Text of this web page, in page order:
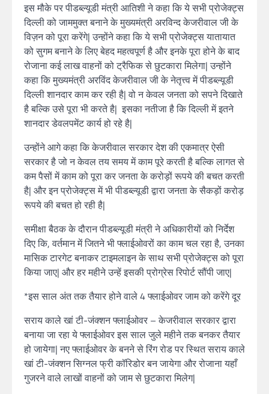
इस मौके पर पीडब्ल्यूडी मंत्री आतिशी ने कहा कि ये सभी प्रोजेक्ट्स
दिल्ली को जाममुक्त बनाने के मुख्यमंत्री अरविन्द केजरीवाल जी के
विज़न को पूरा करेंगे| उन्होंने कहा कि ये सभी प्रोजेक्ट्स यातायात
को सुगम बनाने के लिए बेहद महत्वपूर्ण है और इनके पूरा होने के बाद
रोजाना कई लाख वाहनों को ट्रैफिक से छुटकारा मिलेगा| उन्होंने
कहा कि मुख्यमंत्री अरविंद केजरीवाल जी के नेतृत्त्व में पीडब्ल्यूडी
दिल्ली शानदार काम कर रही है| वो न केवल जनता को सपने दिखाते
है बल्कि उसे पूरा भी करते है| इसका नतीजा है कि दिल्ली में इतने
शानदार डेवलपमेंट कार्य हो रहे है|
उन्होंने आगे कहा कि केजरीवाल सरकार देश की एकमात्र ऐसी
सरकार है जो न केवल तय समय में काम पूरे करती है बल्कि लागत से
कम पैसों में काम को पूरा कर जनता के करोड़ों रूपये की बचत करती
है| और इन प्रोजेक्ट्स में भी पीडब्ल्यूडी द्वारा जनता के सैकड़ों करोड़
रूपये की बचत हो रही है|
समीक्षा बैठक के दौरान पीडब्ल्यूडी मंत्री ने अधिकारीयों को निर्देश
दिए कि, वर्तमान में जितने भी फ्लाईओवरों का काम चल रहा है, उनका
मासिक टारगेट बनाकर टाइमलाइन के साथ सभी प्रोजेक्ट्स को पूरा
किया जाए| और हर महीने उन्हें इसकी प्रोग्रेस रिपोर्ट सौंपी जाए|
*इस साल अंत तक तैयार होने वाले 4 फ्लाईओवर जाम को करेंगे दूर
सराय काले खां टी-जंक्शन फ्लाईओवर – केजरीवाल सरकार द्वारा
बनाया जा रहा ये फ्लाईओवर इस साल जुले महीने तक बनकर तैयार
हो जायेगा| नए फ्लाईओवर के बनने से रिंग रोड पर स्थित सराय काले
खां टी-जंक्शन सिग्नल फ्री कॉरिडोर बन जायेगा और रोजाना यहाँ
गुजरने वाले लाखों वाहनों को जाम से छुटकारा मिलेग|